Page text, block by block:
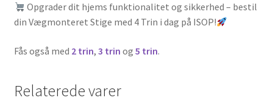
Opgrader dit hjems funktionalitet og sikkerhed – bestil
din Vægmonteret Stige med 4 Trin i dag på ISOP!
Fås også med 2 trin, 3 trin og 5 trin.
Relaterede varer